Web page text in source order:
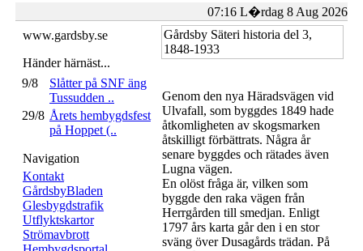
07:16 L�rdag 8 Aug 2026
www.gardsby.se
Händer härnäst...
9/8
Slåtter på SNF äng
Tussudden ..
29/8 Årets hembygdsfest
på Hoppet (..
Navigation
Kontakt
GårdsbyBladen
Glesbygdstrafik
Utflyktskartor
Strömavbrott
Gårdsby Säteri historia del 3,
1848-1933
Genom den nya Häradsvägen vid
Ulvafall, som byggdes 1849 hade
åtkomligheten av skogsmarken
åtskilligt förbättrats. Några år
senare byggdes och rätades även
Lugna vägen.
En olöst fråga är, vilken som
byggde den raka vägen från
Herrgården till smedjan. Enligt
1797 års karta går den i en stor
sväng över Dusagårds trädan. På